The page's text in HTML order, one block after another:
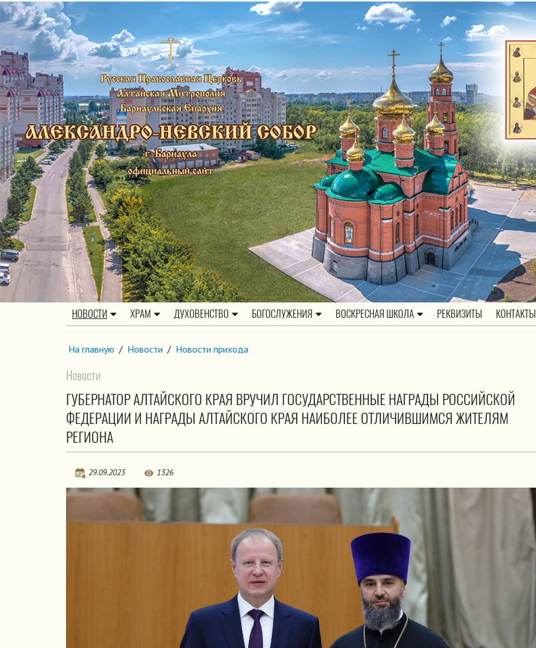
НОВОСТИ ХРАМ ДУХОВЕНСТВО БОГОСЛУЖЕНИЯ ВОСКРЕСНАЯ ШКОЛА РЕКВИЗИТЫ КОНТАКТЫ
На главную / Новости / Новости прихода
Новости
ГУБЕРНАТОР АЛТАЙСКОГО КРАЯ ВРУЧИЛ ГОСУДАРСТВЕННЫЕ НАГРАДЫ РОССИЙСКОЙ
ФЕДЕРАЦИИ И НАГРАДЫ АЛТАЙСКОГО КРАЯ НАИБОЛЕЕ ОТЛИЧИВШИМСЯ ЖИТЕЛЯМ
РЕГИОНА
29.09.2023 1326